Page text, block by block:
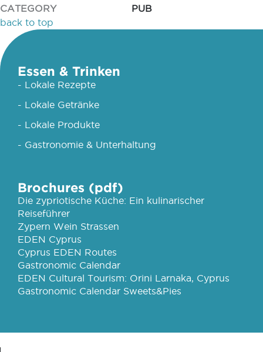
CATEGORY
PUB
back to top
Essen & Trinken
- Lokale Rezepte
- Lokale Getränke
- Lokale Produkte
- Gastronomie & Unterhaltung
Brochures (pdf)
Die zypriotische Küche: Ein kulinarischer
Reiseführer
Zypern Wein Strassen
EDEN Cyprus
Cyprus EDEN Routes
Gastronomic Calendar
EDEN Cultural Tourism: Orini Larnaka, Cyprus
Gastronomic Calendar Sweets&Pies